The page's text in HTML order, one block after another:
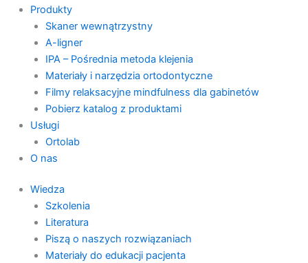
Produkty
Skaner wewnątrzystny
A-ligner
IPA – Pośrednia metoda klejenia
Materiały i narzędzia ortodontyczne
Filmy relaksacyjne mindfulness dla gabinetów
Pobierz katalog z produktami
Usługi
Ortolab
O nas
Wiedza
Szkolenia
Literatura
Piszą o naszych rozwiązaniach
Materiały do edukacji pacjenta